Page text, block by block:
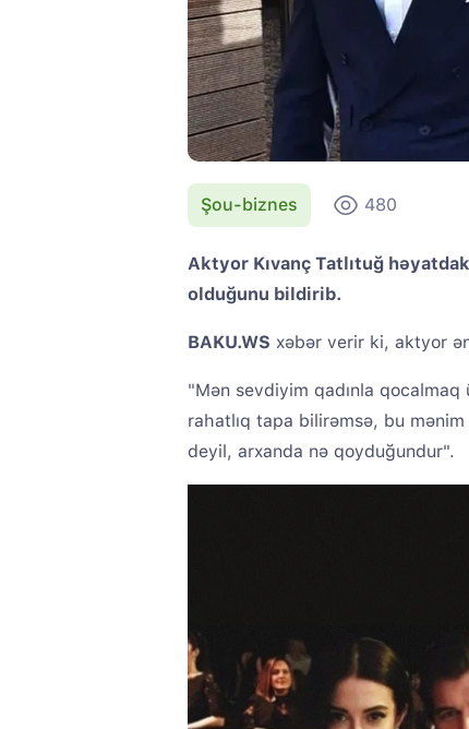
Şou-biznes 480
Aktyor Kıvanç Tatlıtuğ
olduğunu bildirib.
BAKU.WS xəbər verir ki, aktyor
"Mən sevdiyim qadınla qocalmaq
rahatlıq tapa bilirəmsə, bu
deyil, arxanda nə qoyduğundur".